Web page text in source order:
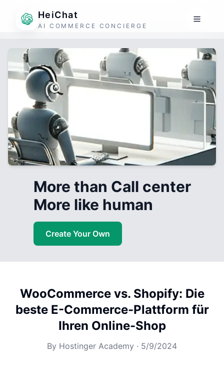
HeiChat
AI COMMERCE CONCIERGE
More than Call center
More like human
Create Your Own
WooCommerce vs. Shopify: Die
beste E-Commerce-Plattform für
Ihren Online-Shop
By Hostinger Academy · 5/9/2024